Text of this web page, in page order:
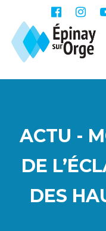
ACTU -
DE
DES